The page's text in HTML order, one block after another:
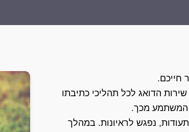
חייכם.
הדואג לכל תהליכי כתיבתו
המשתמע מכך.
נפגש לראיונות. במהלך